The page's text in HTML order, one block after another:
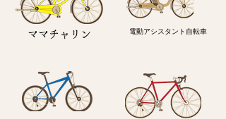
ママチャリン 電動アシスタント自転車